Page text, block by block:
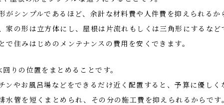
がシンプルであるほど、余計な材料費や人件費を抑えられるか
家の形は立方体にし、屋根は片流れもしくは三角形にするなど
で住みはじめのメンテナンスの費用を安くできます。
りの位置をまとめることです。
ンやお風呂場などをできるだけ近く配置すると、予算に優しく
水管を短くまとめられ、その分の施工費を抑えられるからです。